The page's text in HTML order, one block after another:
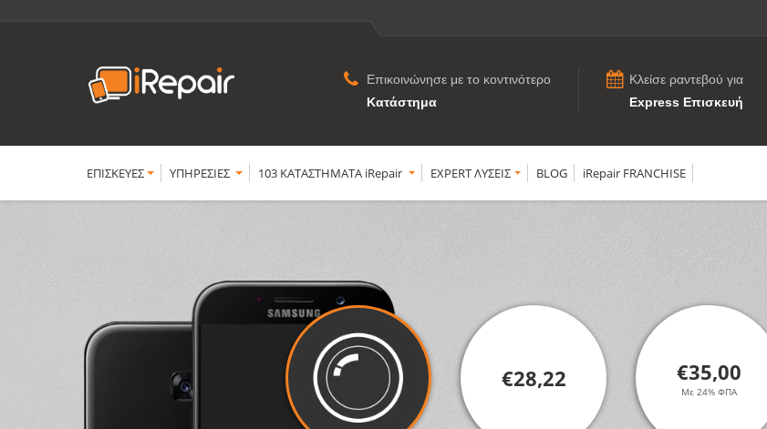
Επικοινώνησε με το κοντινότερο
Κατάστημα
Κλείσε ραντεβού για
Express Επισκευή
ΕΠΙΣΚΕΥΕΣ YΠΗΡΕΣΙΕΣ 103 ΚΑΤΑΣΤΗΜΑΤΑ iRepair EXPERT ΛΥΣΕΙΣ BLOG iRepair FRANCHISE
€28,22 €35,00
Με 24% ΦΠΑ